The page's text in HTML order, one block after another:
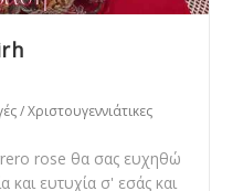
/Χριστουγεννιάτικες
rose θα σας ευχηθώ
και ευτυχία σ' εσάς και